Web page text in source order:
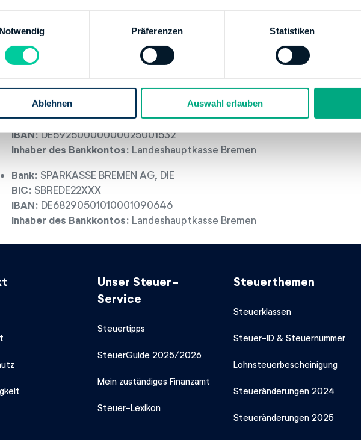
Notwendig Präferenzen Statistiken
Ablehnen Auswahl erlauben
Telefonnummer: +49 42136190909
Fax: +49 42136196205
Bankverbindung
Bank:DEUTSCHE BUNDESBANK
BIC:MARKDEF1250
IBAN:DE59250000000025001532
Inhaber des Bankkontos: Landeshauptkasse Bremen
Bank: SPARKASSE BREMEN AG, DIE
BIC: SBREDE22XXX
IBAN: DE68290501010001090646
Inhaber des Bankkontos: Landeshauptkasse Bremen
Unser Steuer-
Service
Steuertipps
SteuerGuide 2025/2026
Mein zuständiges Finanzamt
Steuer-Lexikon
Steuerthemen
Steuerklassen
Steuer-ID & Steuernummer
Lohnsteuerbescheinigung
Steueränderungen 2024
Steueränderungen 2025